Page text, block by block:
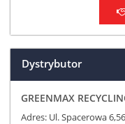
Dystrybutor
GREENMAX
Adres: Ul. Spacerowa